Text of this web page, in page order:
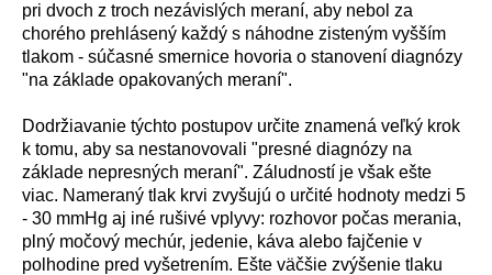
pri dvoch z troch nezávisl ých meraní, aby nebol za
chorého prehl ásený každý s náhodne zisteným vyšším
tlakom - súčasné smernice hovoria o stanovení diagnózy
"na základe opakovaných meraní".
Dodržiavanie týchto postupov určite znamená veľký krok
k tomu, aby sa nestanovovali "presné diagnózy na
základe nepresných meraní". Zá ludností je však ešte
viac. Nameraný tlak krvi zvyšujú o určité hodnoty medzi 5
- 30 mmHg aj iné rušivé vplyvy: rozhovor počas merania,
plný močový mechúr, jedenie, káva alebo fajčenie v
polhodine pred vyšetrením. Ešte väčšie zvýšenie tlaku